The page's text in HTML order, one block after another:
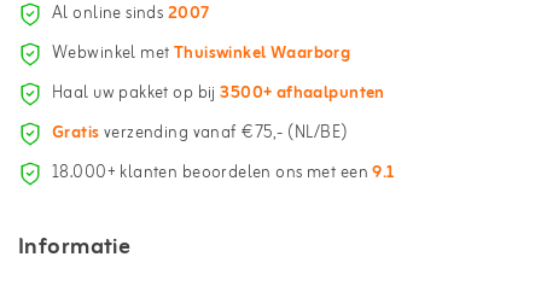
Al online sinds2007
Webwinkel metThuiswinkel Waarborg
Haal uw pakket op bij3500+ afhaalpunten
Gratisverzending vanaf €75,- (NL/BE)
18.000+ klanten beoordelen ons met een9.1
Informatie